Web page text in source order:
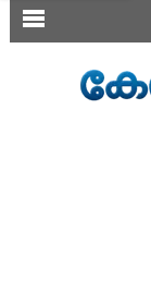
SECTIONS